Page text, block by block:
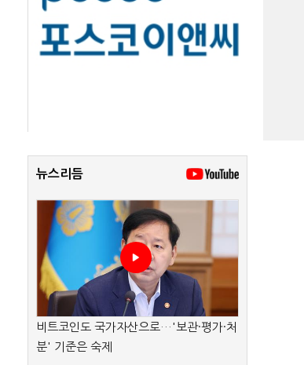
뉴스리듬
비트코인도 국가자산으로…'보관·평가·처
분' 기준은 숙제